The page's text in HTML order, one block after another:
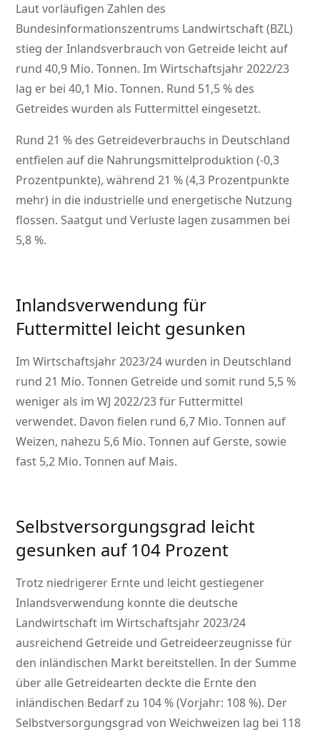
Laut vorläufigen Zahlen des
Bundesinformationszentrums Landwirtschaft (BZL)
stieg der Inlandsverbrauch von Getreide leicht auf
rund 40,9 Mio. Tonnen. Im Wirtschaftsjahr 2022/23
lag er bei 40,1 Mio. Tonnen. Rund 51,5 % des
Getreides wurden als Futtermittel eingesetzt.
Rund 21 % des Getreideverbrauchs in Deutschland
entfielen auf die Nahrungsmittelproduktion (-0,3
Prozentpunkte), während 21 % (4,3 Prozentpunkte
mehr) in die industrielle und energetische Nutzung
flossen. Saatgut und Verluste lagen zusammen bei
5,8 %.
Inlandsverwendung für
Futtermittel leicht gesunken
Im Wirtschaftsjahr 2023/24 wurden in Deutschland
rund 21 Mio. Tonnen Getreide und somit rund 5,5 %
weniger als im WJ 2022/23 für Futtermittel
verwendet. Davon fielen rund 6,7 Mio. Tonnen auf
Weizen, nahezu 5,6 Mio. Tonnen auf Gerste, sowie
fast 5,2 Mio. Tonnen auf Mais.
Selbstversorgungsgrad leicht
gesunken auf 104 Prozent
Trotz niedrigerer Ernte und leicht gestiegener
Inlandsverwendung konnte die deutsche
Landwirtschaft im Wirtschaftsjahr 2023/24
ausreichend Getreide und Getreideerzeugnisse für
den inländischen Markt bereitstellen. In der Summe
über alle Getreidearten deckte die Ernte den
inländischen Bedarf zu 104 % (Vorjahr: 108 %). Der
Selbstversorgungsgrad von Weichweizen lag bei 118